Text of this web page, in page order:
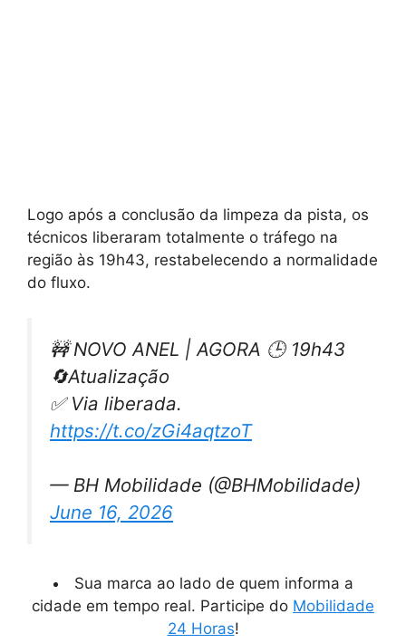
Logo após a conclusão da limpeza da pista, os
técnicos liberaram totalmente o tráfego na
região às 19h43, restabelecendo a normalidade
do fluxo.
🚧 NOVO ANEL | AGORA 🕒 19h43
🔄Atualização
✅ Via liberada.
https://t.co/zGi4aqtzoT
— BH Mobilidade (@BHMobilidade)
June 16, 2026
Sua marca ao lado de quem informa a
cidade em tempo real. Participe do Mobilidade
24 Horas!